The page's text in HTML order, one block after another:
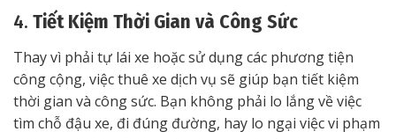
4. Tiết Kiệm Thời Gian và Công Sức
Thay vì phải tự lái xe hoặc sử dụng các phương tiện
công cộng, việc thuê xe dịch vụ sẽ giúp bạn tiết kiệm
thời gian và công sức. Bạn không phải lo lắng về việc
tìm chỗ đậu xe, đi đúng đường, hay lo ngại việc vi phạm